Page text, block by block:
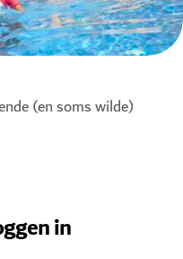
(en soms wilde)
in